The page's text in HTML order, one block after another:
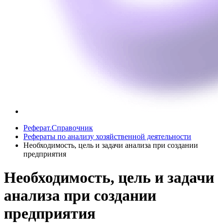
Реферат.Справочник
Рефераты по анализу хозяйственной деятельности
Необходимость, цель и задачи анализа при создании
предприятия
Необходимость, цель и задачи
анализа при создании
предприятия